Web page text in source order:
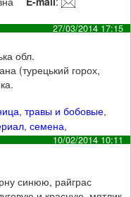
27/03/2014 17:15
обл.
(турецький горох,
,травы и бобовые,
,семена,
10/02/2014 10:11
синюю, райграс